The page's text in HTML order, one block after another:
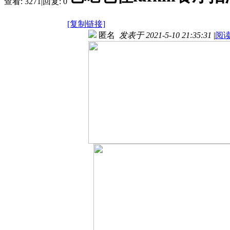
[复制链接]
匿名 发表于 2021-5-10 21:35:31 |阅